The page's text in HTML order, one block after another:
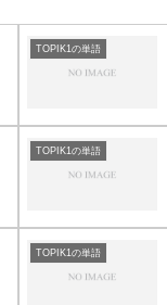
TOPIK1の単語
TOPIK1の単語
TOPIK1の単語